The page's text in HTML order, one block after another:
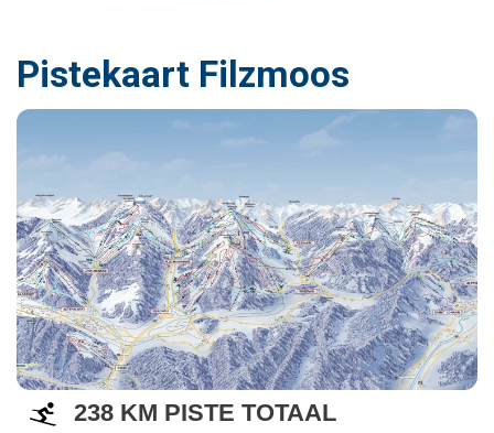
Pistekaart Filzmoos
238 KM PISTE TOTAAL